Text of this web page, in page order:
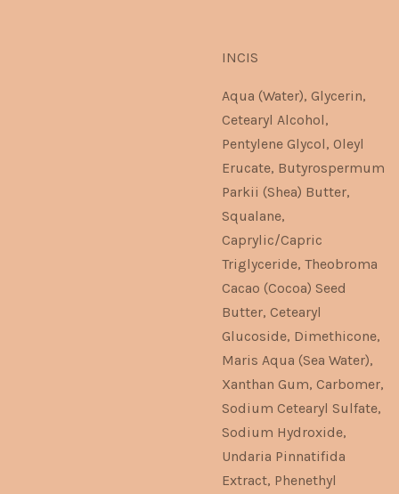
INCIS
Aqua (Water), Glycerin,
Cetearyl Alcohol,
Pentylene Glycol, Oleyl
Erucate, Butyrospermum
Parkii (Shea) Butter,
Squalane,
Caprylic/Capric
Triglyceride, Theobroma
Cacao (Cocoa) Seed
Butter, Cetearyl
Glucoside, Dimethicone,
Maris Aqua (Sea Water),
Xanthan Gum, Carbomer,
Sodium Cetearyl Sulfate,
Sodium Hydroxide,
Undaria Pinnatifida
Extract, Phenethyl